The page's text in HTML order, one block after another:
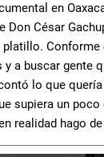
en
César
a buscar gente
lo que quería
supiera un poco
realidad hago